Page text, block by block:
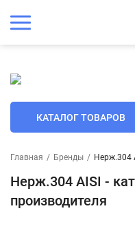
КАТАЛОГ ТОВАРОВ
Главная / Бренды / Нерж.304
Нерж.304 AISI -
производителя